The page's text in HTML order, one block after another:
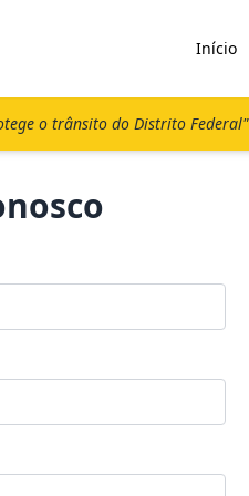
Início
o trânsito do Distrito Federal"